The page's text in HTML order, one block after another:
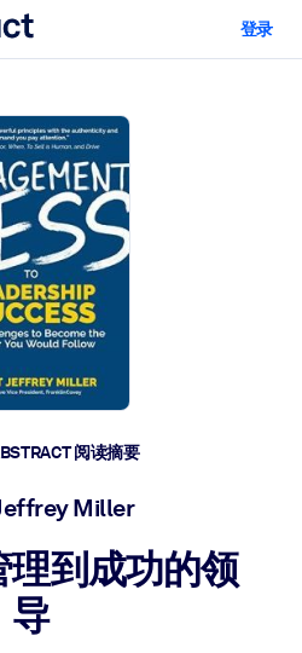
智能技能。
时代做好准备。
解决实际问题并更快采取行动。
需的技能。
入您的 LMS/LXP，以获得更强的学习效
登录
阅读摘要
Miller
理到成功的领
导